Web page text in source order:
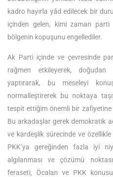
kadro hayırla yâd edilecek bir
içinden gelen, kimi zaman parti
bölgenin kopuşunu engellediler.
Ak Parti içinde ve çevresinde
rağmen etkileyerek,
yaptırarak, bu meseleyi
normalleştirerek bu noktaya
tespit ettiğim önemli bir zafiyetine
Bu arkadaşlar gerek demokratik
ve kardeşlik sürecinde ve
PKK’ya gereğinden fazla iyi
algılanması ve çözümü
feraseti, Öcalan ve PKK